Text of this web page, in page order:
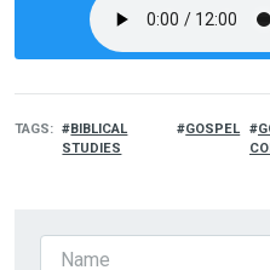
TAGS
BIBLICAL
STUDIES
GOSPEL